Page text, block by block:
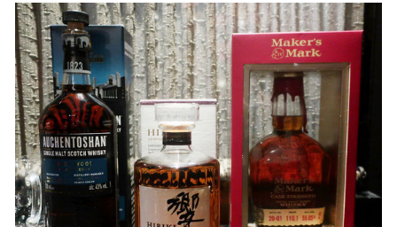
歷史區
關於Yilan
個人著作
活動實況記錄
媒體報導一覽
合作與代言